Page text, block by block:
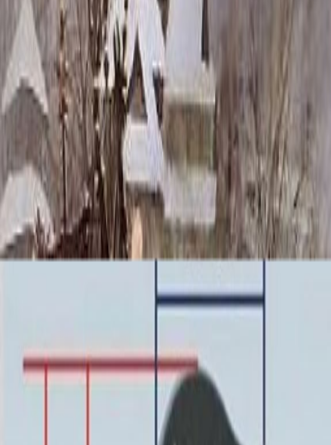
Контакты
Скидка 5.00% на Надгробные плиты
Скидка 5.00% на Надгробные плиты
Цоколь ММ5365
Благоустройство могилы Цоколь Цоколь ММ5365
162 799
Быстрый заказ
Цоколь ММ5365
162 799₽
Выбор атрибутов
200x200
168 604 ₽